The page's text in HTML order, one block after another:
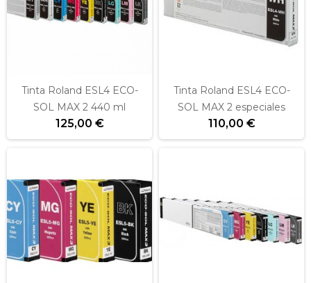
Tinta Roland ESL4 ECO-
SOL MAX 2 440 ml
125,00 €
Tinta Roland ESL4 ECO-
SOL MAX 2 especiales
110,00 €